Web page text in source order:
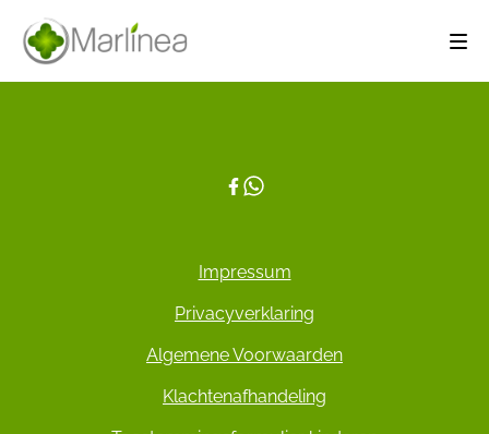
Impressum
Privacyverklaring
Algemene Voorwaarden
Klachtenafhandeling